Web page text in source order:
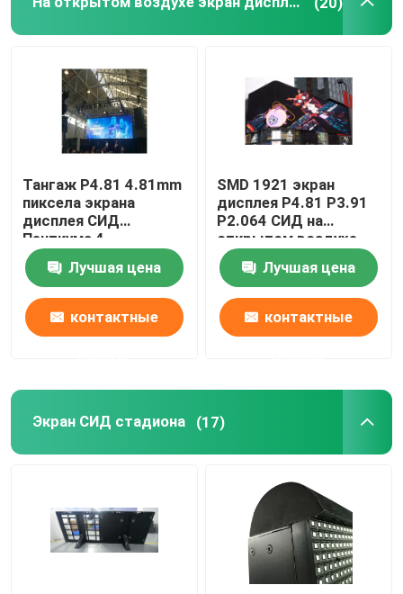
Тангаж P4.81 4.81mm
пиксела экрана
дисплея СИД
Пентиума 4
коммерчески на
открытом воздухе
Лучшая цена
контактные
SMD 1921 экран
дисплея P4.81 P3.91
P2.064 СИД на
открытом воздухе
рекламы 2121 3D
Лучшая цена
контактные
Экран СИД стадиона (17)